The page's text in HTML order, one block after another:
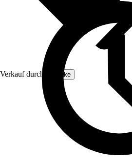
Verkauf durch: tectake